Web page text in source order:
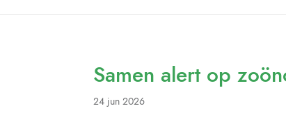
Samen alert op
24 jun 2026